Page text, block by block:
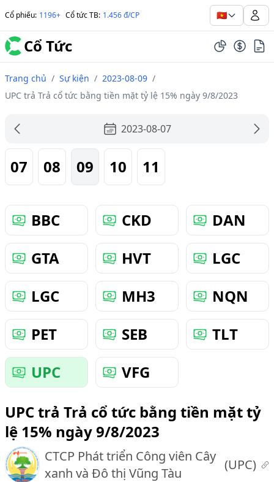
Cổ phiếu: 1196+ Cổ tức TB: 1.456 đ/CP 🇻🇳
Cổ Tức
Trang chủ / Sự kiện / 2023-08-09 /
UPC trả Trả cổ tức bằng tiền mặt tỷ lệ 15% ngày 9/8/2023
2023-08-07
07 08 09 10 11
BBC CKD
DAN
GTA
HVT
LGC
LGC
MH3
NQN
PET
SEB
TLT
UPC
VFG
UPC trả Trả cổ tức bằng tiền mặt tỷ
lệ 15% ngày 9/8/2023
CTCP Phát triển Công viên Cây
xanh và Đô thị Vũng Tàu
(UPC)